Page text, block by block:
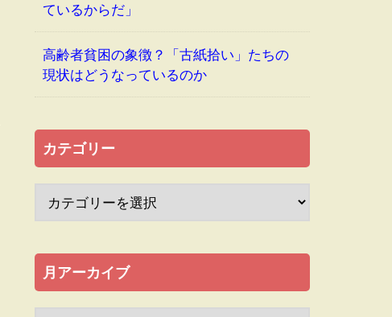
ているからだ」
高齢者貧困の象徴？「古紙拾い」たちの
現状はどうなっているのか
カテゴリー
月アーカイブ